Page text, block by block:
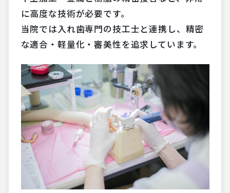
に高度な技術が必要です。
当院では入れ歯専門の技工士と連携し、精密
な適合・軽量化・審美性を追求しています。